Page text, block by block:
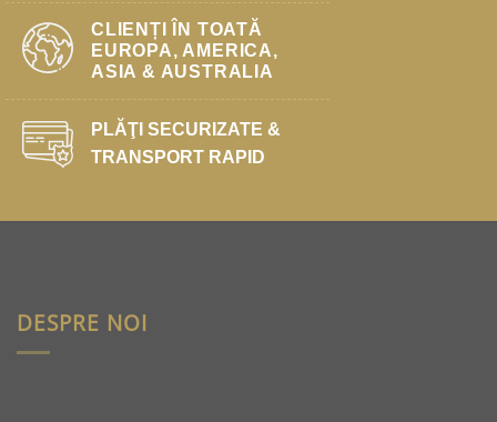
CLIENȚI ÎN TOATĂ
EUROPA, AMERICA,
ASIA & AUSTRALIA
PLĂŢI SECURIZATE &
TRANSPORT RAPID
DESPRE NOI